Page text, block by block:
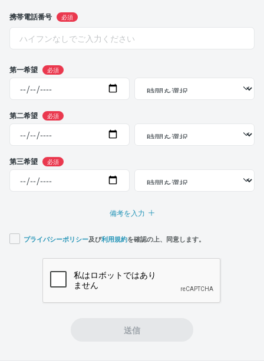
携帯電話番号 必須
第一希望 必須
第二希望 必須
第三希望 必須
備考を入力
プライバシーポリシー及び利用規約を確認の上、同意します。
送信